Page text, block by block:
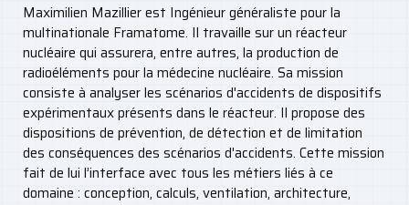
Maximilien Mazillier est Ingénieur généraliste pour la
multinationale Framatome. Il travaille sur un réacteur
nucléaire qui assurera, entre autres, la production de
radioéléments pour la médecine nucléaire. Sa mission
consiste à analyser les scénarios d'accidents de dispositifs
expérimentaux présents dans le réacteur. Il propose des
dispositions de prévention, de détection et de limitation
des conséquences des scénarios d'accidents. Cette mission
fait de lui l’interface avec tous les métiers liés à ce
domaine : conception, calculs, ventilation, architecture,